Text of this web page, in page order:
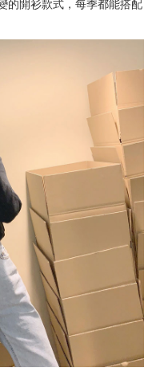
的開衫款式，每季都能搭配